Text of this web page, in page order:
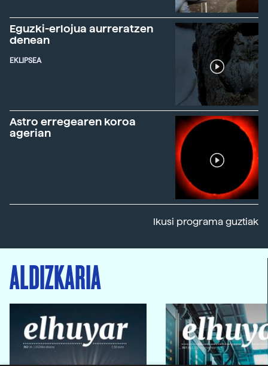
Eguzki-erlojua aurreratzen
denean
EKLIPSEA
Astro erregearen koroa
agerian
Ikusi programa guztiak
ALDIZKARIA